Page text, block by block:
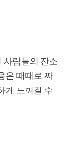
사람들의 잔소
은 때때로 짜
게 느껴질 수